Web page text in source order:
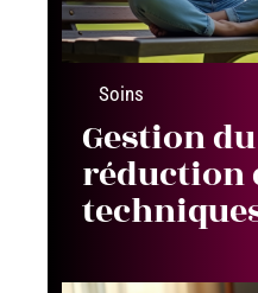
Soins
Gestion
réduction